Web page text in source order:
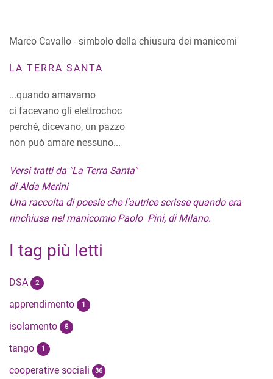
Marco Cavallo - simbolo della chiusura dei manicomi
LA TERRA SANTA
...quando amavamo
ci facevano gli elettrochoc
perché, dicevano, un pazzo
non può amare nessuno...
Versi tratti da "La Terra Santa"
di Alda Merini
Una raccolta di poesie che l'autrice scrisse quando era
rinchiusa nel manicomio Paolo Pini, di Milano.
I tag più letti
DSA 2
apprendimento 1
isolamento 5
tango 1
cooperative sociali 36